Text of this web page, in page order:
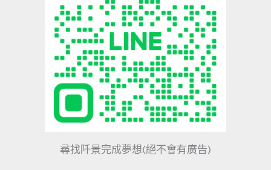
尋找阡景完成夢想(絕不會有廣告)